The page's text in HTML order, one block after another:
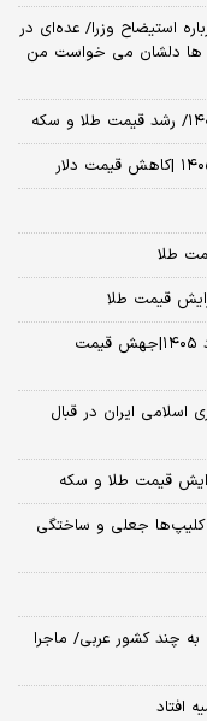
استیضاح وزرا/ عده‌ای در
ها دلشان می خواست من
قیمت سکه، نیم سکه و ربع سکه امروز ۱۷ مرداد ۱۴۰۵|جهش قیمت
اسلامی ایران در قبال
کلیپ‌ها جعلی و ساختگی
به چند کشور عربی/ ماجرا
افتاد